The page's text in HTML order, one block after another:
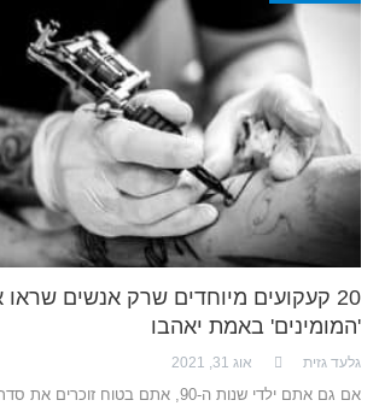
20 קעקועים מיוחדים שרק אנשים
'המומינים' באמת יאהבו
גלעד גזית אוג 31, 2021
אם גם אתם ילדי שנות ה-90, אתם בטוח